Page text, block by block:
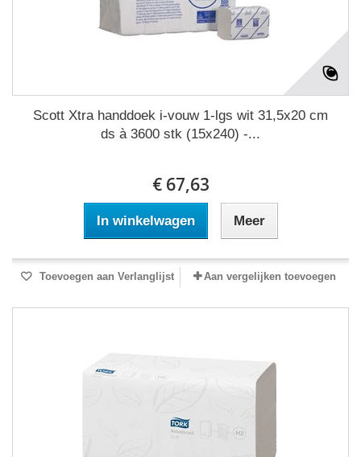
Scott Xtra handdoek i-vouw 1-lgs wit 31,5x20 cm
ds à 3600 stk (15x240) -...
€ 67,63
In winkelwagen Meer
Toevoegen aan Verlanglijst Aan vergelijken toevoegen